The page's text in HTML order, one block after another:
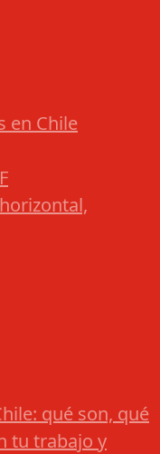
en Chile
qué son, qué
tu trabajo y